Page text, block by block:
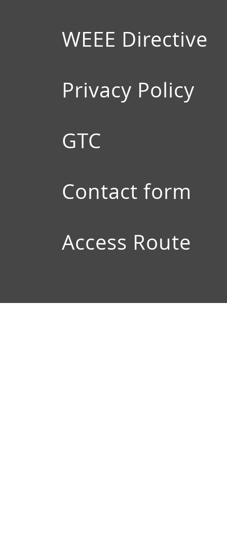
WEEE Directive
Privacy Policy
GTC
Contact form
Access Route